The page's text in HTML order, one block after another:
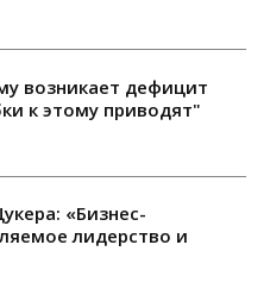
возникает дефицит
к этому приводят"
«Бизнес-
лидерство и